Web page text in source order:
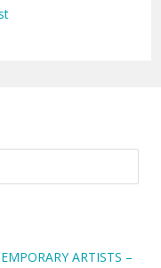
ARTISTS –